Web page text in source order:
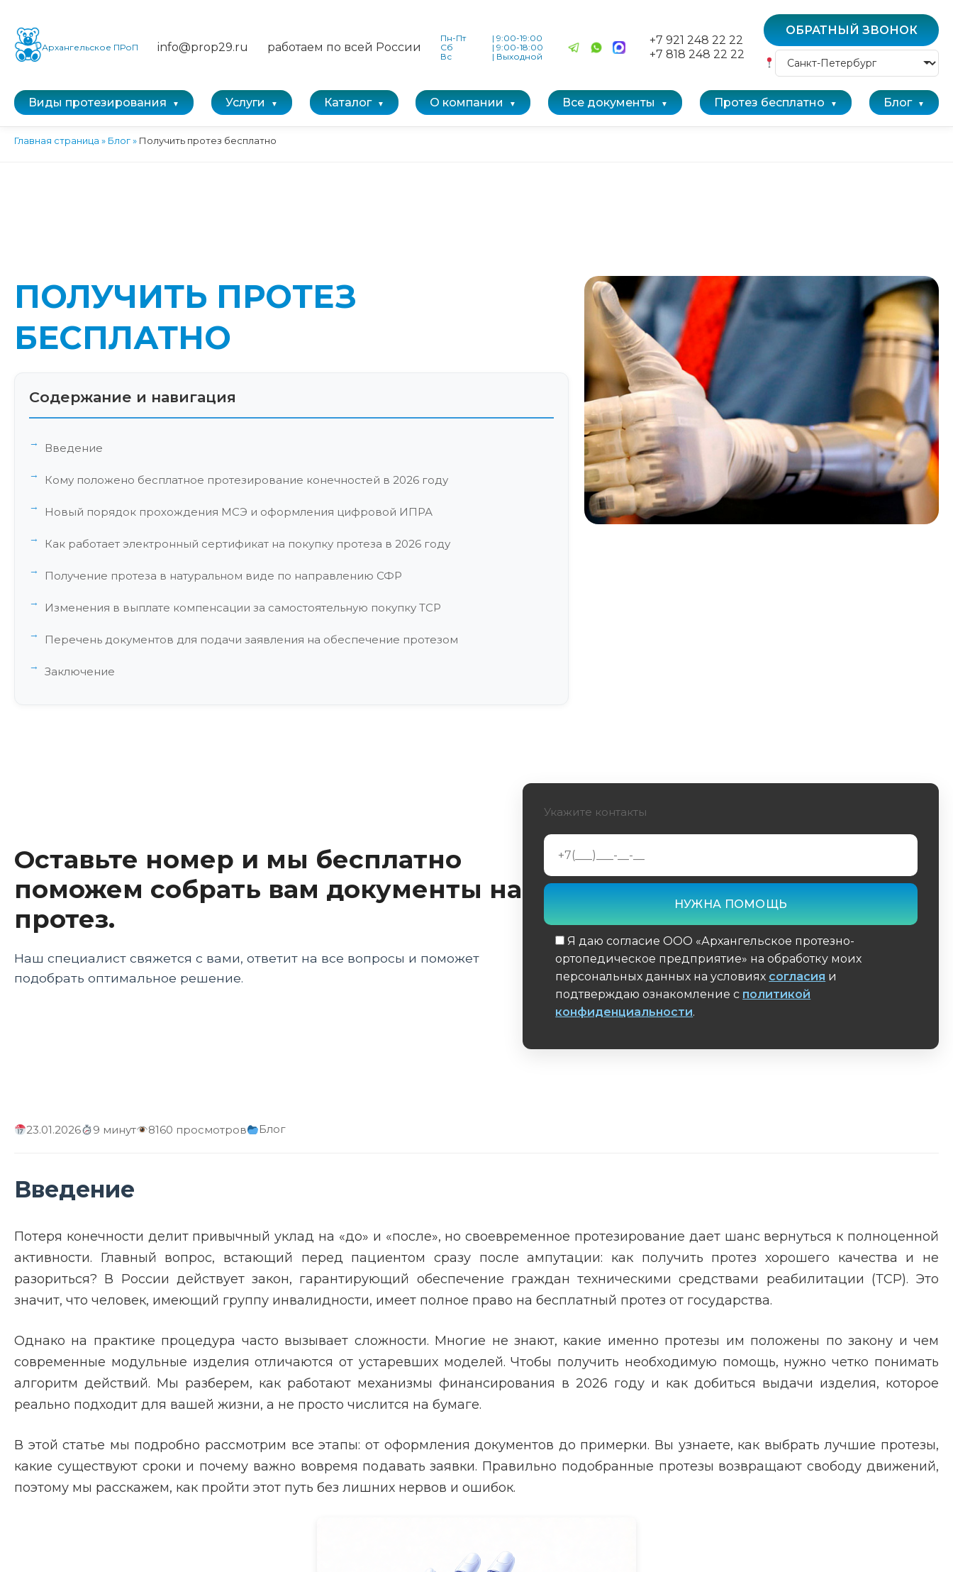
Архангельское ПРоП info@prop29.ru работаем по всей России
Пн-Пт | 9:00-19:00
Сб
| 9:00-18:00
Вс
| Выходной
+7 921 248 22 22
+7 818 248 22 22
ОБРАТНЫЙ ЗВОНОК
Виды протезирования Услуги Каталог О компании Все документы Протез бесплатно Блог
Главная страница » Блог» Получить протез бесплатно
ПОЛУЧИТЬ ПРОТЕЗ
БЕСПЛАТНО
Содержание и навигация
Введение
Кому положено бесплатное протезирование конечностей в 2026 году
Новый порядок прохождения МСЭ и оформления цифровой ИПРА
Как работает электронный сертификат на покупку протеза в 2026 году
Получение протеза в натуральном виде по направлению СФР
Изменения в выплате компенсации за самостоятельную покупку ТСР
Перечень документов для подачи заявления на обеспечение протезом
Заключение
Оставьте номер и мы бесплатно
поможем собрать вам документы на
протез.
Наш специалист свяжется с вами, ответит на все вопросы и поможет
подобрать оптимальное решение.
Укажите контакты
Я даю согласие ООО «Архангельское протезно-
ортопедическое предприятие» на обработку моих
персональных данных на условиях согласия и
подтверждаю ознакомление с политикой
конфиденциальности.
23.01.2026 9 минут 8160 просмотров Блог
Введение
Потеря конечности делит привычный уклад на «до» и «после», но своевременное протезирование дает шанс вернуться к полноценной
активности. Главный вопрос, встающий перед пациентом сразу после ампутации: как получить протез хорошего качества и не
разориться? В России действует закон, гарантирующий обеспечение граждан техническими средствами реабилитации (ТСР). Это
значит, что человек, имеющий группу инвалидности, имеет полное право на бесплатный протез от государства.
Однако на практике процедура часто вызывает сложности. Многие не знают, какие именно протезы им положены по закону и чем
современные модульные изделия отличаются от устаревших моделей. Чтобы получить необходимую помощь, нужно четко понимать
алгоритм действий. Мы разберем, как работают механизмы финансирования в 2026 году и как добиться выдачи изделия, которое
реально подходит для вашей жизни, а не просто числится на бумаге.
В этой статье мы подробно рассмотрим все этапы: от оформления документов до примерки. Вы узнаете, как выбрать лучшие протезы,
какие существуют сроки и почему важно вовремя подавать заявки. Правильно подобранные протезы возвращают свободу движений,
поэтому мы расскажем, как пройти этот путь без лишних нервов и ошибок.